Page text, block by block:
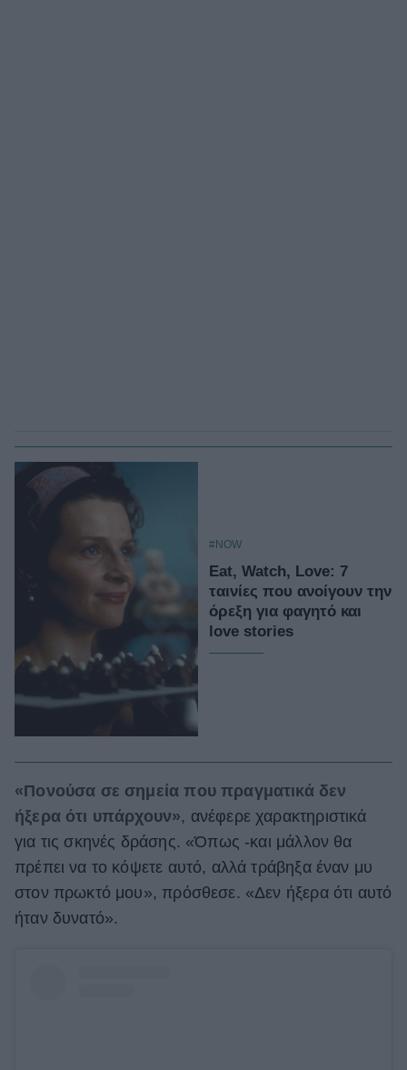
#NOW
Eat, Watch, Love: 7
ταινίες που ανοίγουν την
όρεξη για φαγητό και
love stories
«Πονούσα σε σημεία που πραγματικά δεν
ήξερα ότι υπάρχουν», ανέφερε χαρακτηριστικά
για τις σκηνές δράσης. «Όπως -και μάλλον θα
πρέπει να το κόψετε αυτό, αλλά τράβηξα έναν μυ
στον πρωκτό μου», πρόσθεσε. «Δεν ήξερα ότι αυτό
ήταν δυνατό».